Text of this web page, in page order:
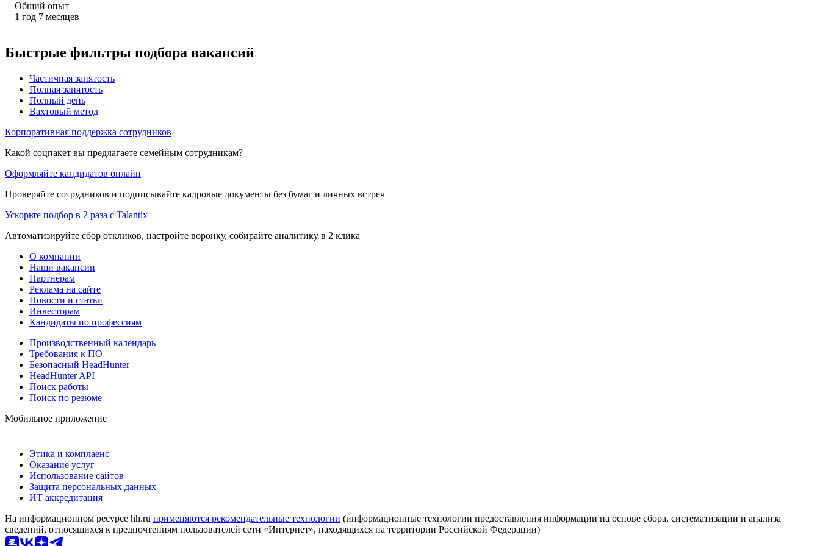
Общий опыт
1 год 7 месяцев
Быстрые фильтры подбора вакансий
Частичная занятость
Полная занятость
Полный день
Вахтовый метод
Корпоративная поддержка сотрудников
Какой соцпакет вы предлагаете семейным сотрудникам?
Оформляйте кандидатов онлайн
Проверяйте сотрудников и подписывайте кадровые документы без бумаг и личных встреч
Ускорьте подбор в 2 раза с Talantix
Автоматизируйте сбор откликов, настройте воронку, собирайте аналитику в 2 клика
О компании
Наши вакансии
Партнерам
Реклама на сайте
Новости и статьи
Инвесторам
Кандидаты по профессиям
Производственный календарь
Требования к ПО
Безопасный HeadHunter
HeadHunter API
Поиск работы
Поиск по резюме
Мобильное приложение
Этика и комплаенс
Оказание услуг
Использование сайтов
Защита персональных данных
ИТ аккредитация
На информационном ресурсе hh.ru применяются рекомендательные технологии (информационные технологии предоставления информации на основе сбора, систематизации и анализа
сведений, относящихся к предпочтениям пользователей сети «Интернет», находящихся на территории Российской Федерации)